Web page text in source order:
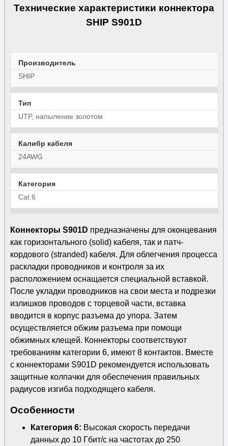
Технические характеристики коннектора
SHIP S901D
Производитель
SHIP
Тип
UTP, напыление золотом
Калибр кабеля
24AWG
Категория
Cat 6
Коннекторы S901D предназначены для оконцевания
как горизонтального (solid) кабеля, так и патч-
кордового (stranded) кабеля. Для облегчения процесса
раскладки проводников и контроля за их
расположением оснащается специальной вставкой.
После укладки проводников на свои места и подрезки
излишков проводов с торцевой части, вставка
вводится в корпус разъема до упора. Затем
осуществляется обжим разъема при помощи
обжимных клещей. Коннекторы соответствуют
требованиям категории 6, имеют 8 контактов. Вместе
с коннекторами S901D рекомендуется использовать
защитные колпачки для обеспечения правильных
радиусов изгиба подходящего кабеля.
Особенности
Категория 6: Высокая скорость передачи
данных до 10 Гбит/с на частотах до 250